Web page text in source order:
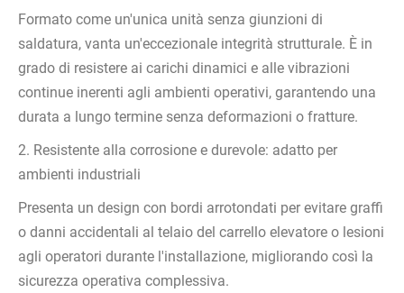
Formato come un'unica unità senza giunzioni di
saldatura, vanta un'eccezionale integrità strutturale. È in
grado di resistere ai carichi dinamici e alle vibrazioni
continue inerenti agli ambienti operativi, garantendo una
durata a lungo termine senza deformazioni o fratture.
2. Resistente alla corrosione e durevole: adatto per
ambienti industriali
Presenta un design con bordi arrotondati per evitare graffi
o danni accidentali al telaio del carrello elevatore o lesioni
agli operatori durante l'installazione, migliorando così la
sicurezza operativa complessiva.